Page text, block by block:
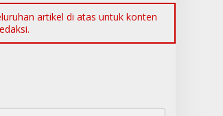
artikel di atas untuk konten